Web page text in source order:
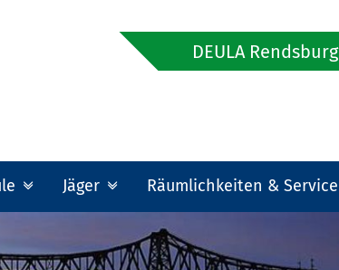
DEULA Rendsburg
Jäger Räumlichkeiten & Service